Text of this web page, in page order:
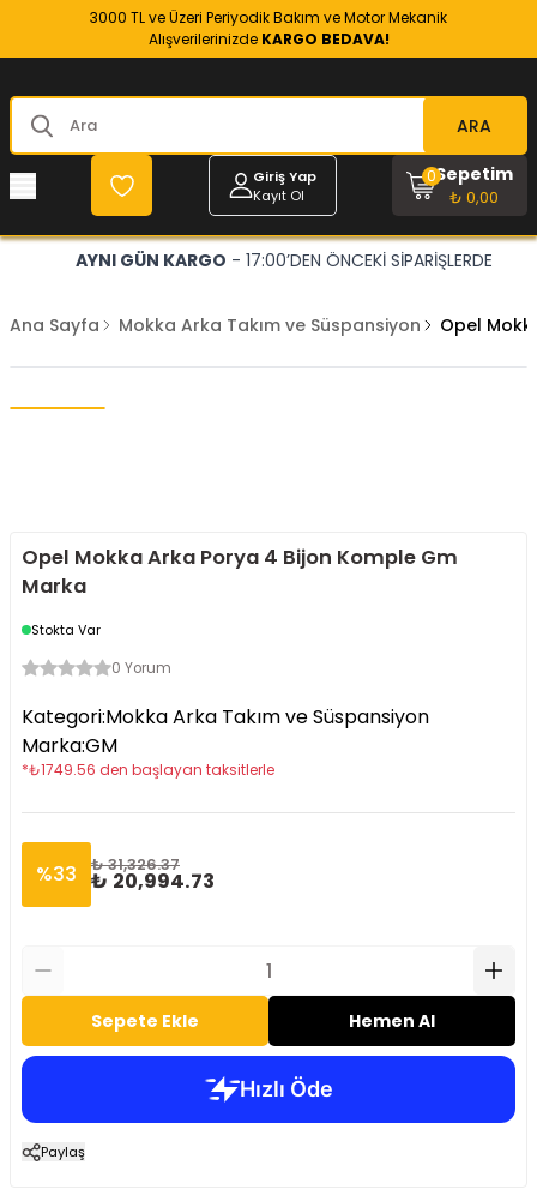
3000 TL ve Üzeri Periyodik Bakım ve Motor Mekanik
Alışverilerinizde KARGO BEDAVA!
ARA
Giriş Yap
Kayıt Ol
Sepetim
₺ 0,00
0
AYNI GÜN KARGO - 17:00’DEN ÖNCEKİ SİPARİŞLERDE
Ana Sayfa Mokka Arka Takım ve Süspansiyon Opel
Opel Mokka Arka Porya 4 Bijon Komple Gm
Marka
Stokta Var
0 Yorum
Kategori:Mokka Arka Takım ve Süspansiyon
Marka:GM
*₺1749.56 den başlayan taksitlerle
%33 ₺ 31,326.37
₺ 20,994.73
Sepete Ekle Hemen Al
Paylaş